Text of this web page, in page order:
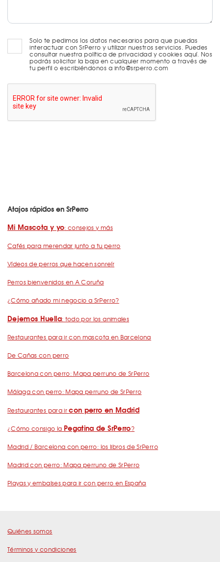
Solo te pedimos los datos necesarios para que puedas
interactuar con SrPerro y utilizar nuestros servicios. Puedes
consultar nuestra política de privacidad y cookies aquí. Nos
podrás solicitar la baja en cualquier momento a través de
tu perfil o escribiéndonos a info@srperro.com
Atajos rápidos en SrPerro
Mi Mascota y yo: consejos y más
Cafés para merendar junto a tu perro
Vídeos de perros que hacen sonreír
Perros bienvenidos en A Coruña
¿Cómo añado mi negocio a SrPerro?
Dejemos Huella: todo por los animales
Restaurantes para ir con mascota en Barcelona
De Cañas con perro
Barcelona con perro: Mapa perruno de SrPerro
Málaga con perro: Mapa perruno de SrPerro
Restaurantes para ircon perro en Madrid
¿Cómo consigo la Pegatina de SrPerro?
Madrid / Barcelona con perro: los libros de SrPerro
Madrid con perro: Mapa perruno de SrPerro
Playas y embalses para ir con perro en España
Quiénes somos
Términos y condiciones